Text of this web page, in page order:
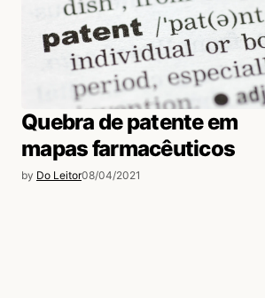
Quebra de patente em
mapas farmacêuticos
by Do Leitor08/04/2021